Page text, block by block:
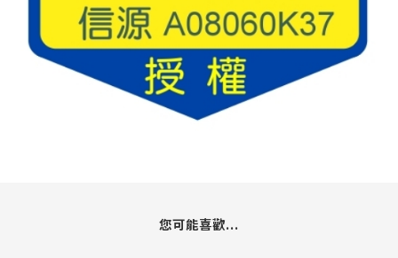
您可能喜歡...